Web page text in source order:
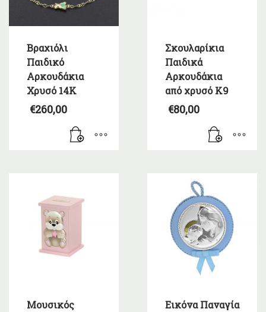
Βραχιόλι
Παιδικό
Αρκουδάκια
Χρυσό 14Κ
€260,00
Σκουλαρίκια
Παιδικά
Αρκουδάκια
από χρυσό Κ9
€80,00
Μουσικός
Εικόνα Παναγία